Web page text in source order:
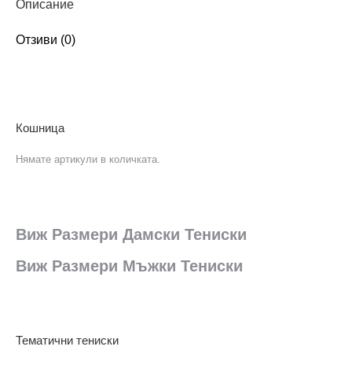
Описание
Отзиви (0)
Кошница
Нямате артикули в количката.
Виж Размери Дамски Тениски
Виж Размери Мъжки Тениски
Тематични тениски